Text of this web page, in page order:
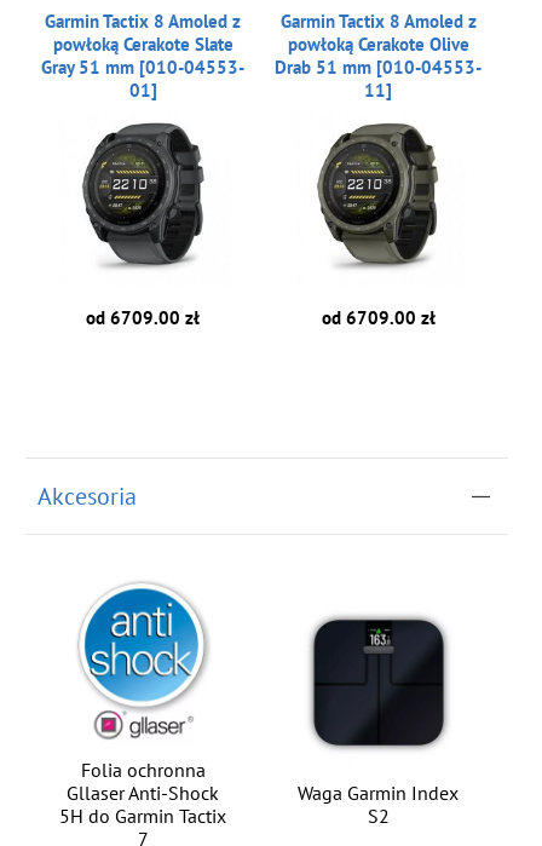
Garmin Tactix 8 Amoled z
powłoką Cerakote Slate
Gray 51 mm [010-04553-
01]
od 6709.00 zł
Garmin Tactix 8 Amoled z
powłoką Cerakote Olive
Drab 51 mm [010-04553-
11]
od 6709.00 zł
Akcesoria
Folia ochronna
Gllaser Anti-Shock
5H do Garmin Tactix
7
Waga Garmin Index
S2